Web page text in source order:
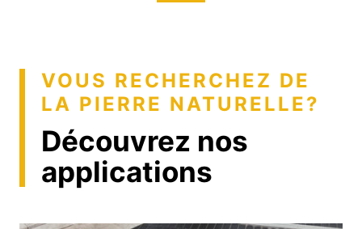
VOUS RECHERCHEZ DE
LA PIERRE NATURELLE?
Découvrez nos
applications